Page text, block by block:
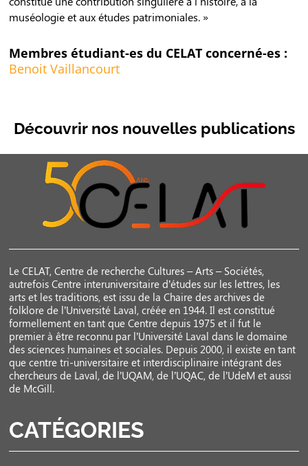
muséologie et aux études patrimoniales. »
Membres étudiant-es du CELAT concerné-es :
Benoit Vaillancourt
Découvrir nos nouvelles publications
Le CELAT, Centre de recherche Cultures – Arts – Sociétés,
autrefois Centre interuniversitaire d’études sur les lettres, les
arts et les traditions, est issu de la Chaire des archives de
folklore de l’Université Laval, créée en 1944. Il est constitué
formellement en tant que Centre depuis 1975 et il fut le
premier à être reconnu par l’Université Laval dans le domaine
des sciences humaines et sociales. Depuis 2000, il existe en tant
que centre tri-universitaire et interdisciplinaire intégrant des
chercheurs de Laval, de l’UQAM, de l’UQAC, de l’UdeM et aussi
de McGill.
CATÉGORIES